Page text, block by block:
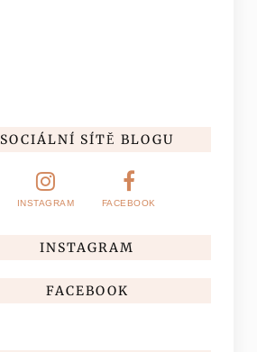
SOCIÁLNÍ SÍTĚ BLOGU
INSTAGRAM FACEBOOK
INSTAGRAM
FACEBOOK